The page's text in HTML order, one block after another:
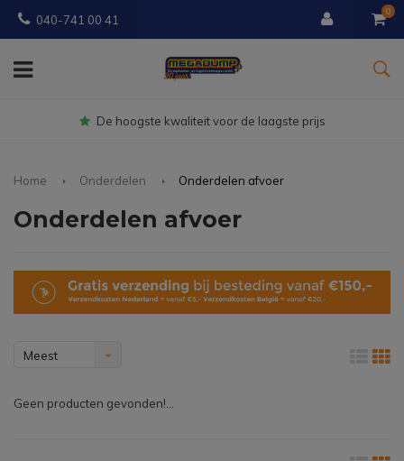
040-741 00 41
0
Gratisbezorgd vanaf € 150
Home Onderdelen Onderdelen afvoer
Onderdelen afvoer
Meest
Geen producten gevonden!...